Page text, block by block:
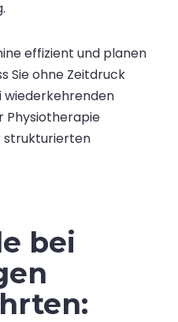
effizient und planen
Sie ohne Zeitdruck
wiederkehrenden
Physiotherapie
strukturierten
bei